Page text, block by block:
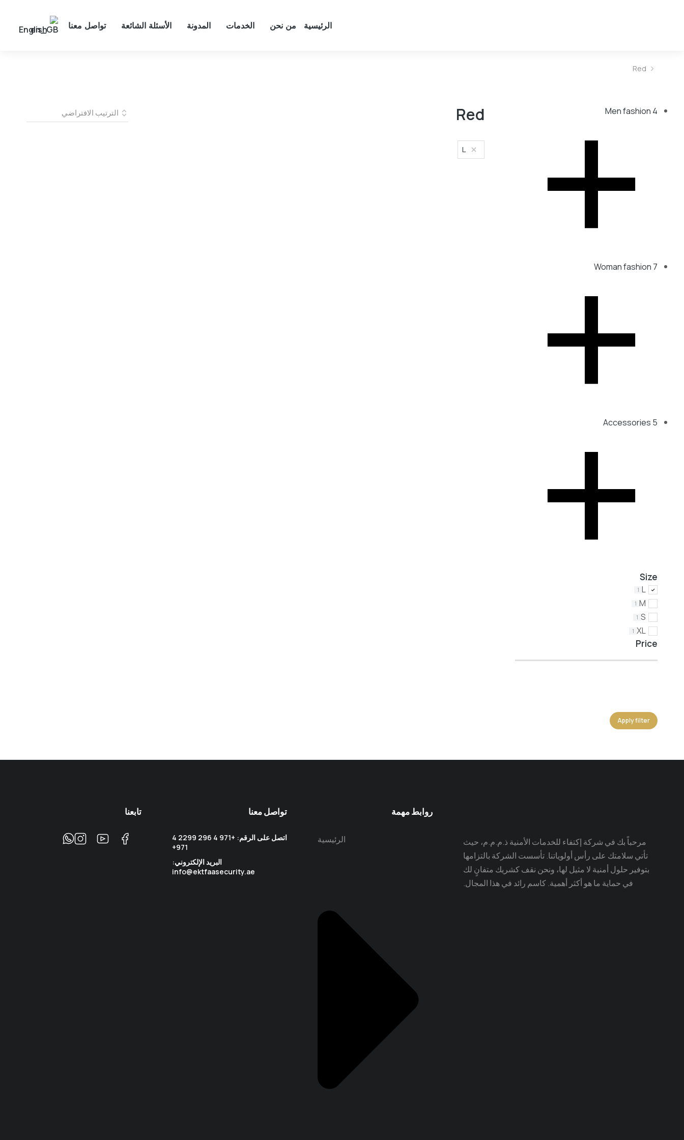
الرئيسية من نحن الخدمات المدونة الأسئلة الشائعة تواصل معنا English
You are here:
Red
Men fashion 4
Woman fashion 7
Accessories 5
Size
L
1
M
1
S
1
XL
1
Price
Apply filter
Red
L
مرحباً بك في شركة إكتفاء للخدمات الأمنية ذ.م.م.م، حيث
تأتي سلامتك على رأس أولوياتنا. تأسست الشركة بالتزامها
بتوفير حلول أمنية لا مثيل لها، ونحن نقف كشريك متفانٍ لك
في حماية ما هو أكثر أهمية. كاسم رائد في هذا المجال.
روابط مهمة
الرئيسية
تواصل معنا
اتصل على الرقم: +971 4 296 2299 4
971+
البريد الإلكتروني:
info@ektfaasecurity.ae
تابعنا